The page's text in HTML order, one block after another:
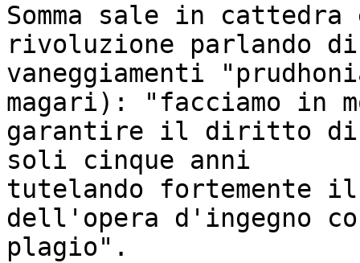
Somma sale in
rivoluzione parlando
vaneggiamenti
magari): "facciamo in
garantire il diritto di
soli cinque anni
tutelando
dell'opera d'ingegno
plagio".